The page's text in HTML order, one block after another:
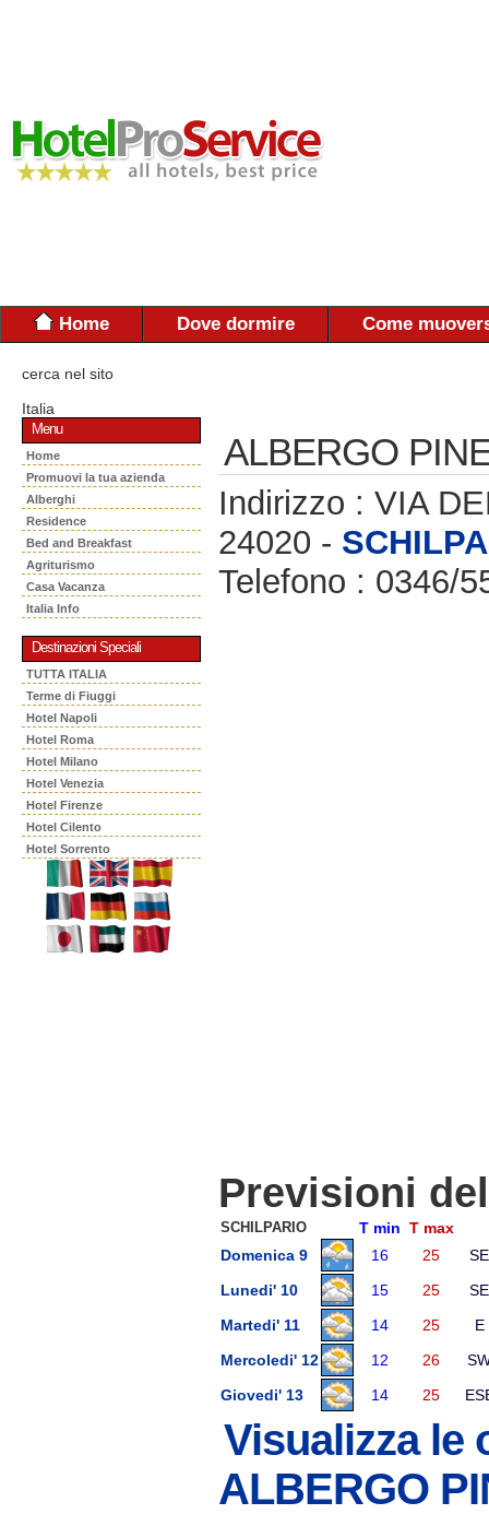
Home Dove dormire Come
cerca nel sito
Italia
Menu
Home
Promuovi la tua azienda
Alberghi
Residence
Bed and Breakfast
Agriturismo
Casa Vacanza
Italia Info
Destinazioni Speciali
TUTTA ITALIA
Terme di Fiuggi
Hotel Napoli
Hotel Roma
Hotel Milano
Hotel Venezia
Hotel Firenze
Hotel Cilento
Hotel Sorrento
ALBERGO
Indirizzo : VIA
24020 -
Telefono : 0346/
Previsioni
SCHILPARIO T min T max
Domenica 9
16 25
SE
Lunedi' 10
15 25
SE
Martedi' 11
14 25
E
Mercoledi' 12
12 26
Giovedi' 13
14 25
Visualizza le
ALBERGO